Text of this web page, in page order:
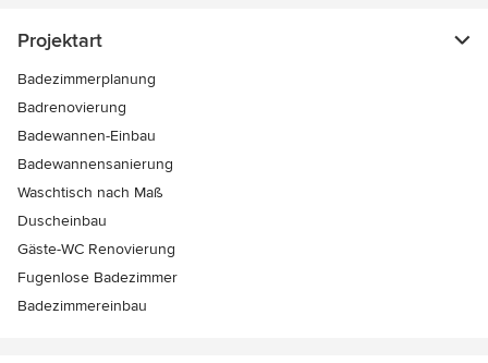
Projektart
Badezimmerplanung
Badrenovierung
Badewannen-Einbau
Badewannensanierung
Waschtisch nach Maß
Duscheinbau
Gäste-WC Renovierung
Fugenlose Badezimmer
Badezimmereinbau